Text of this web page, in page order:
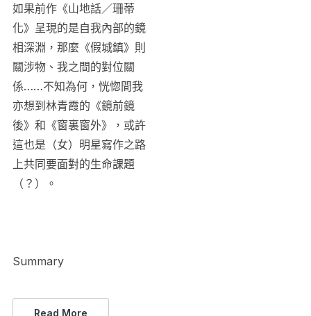
如果前作《山地話／珊蒂
化》呈現的是自我內部的鏡
相深淵，那麼《假城鎮》則
關涉物、我之間的對位關
係……不知為何，恍惚間我
亦想到林青霞的《鏡前鏡
後》和《窗裏窗外》，或許
這也是（女）明星寫作之路
上共同要面對的生命課題
（？）。
Summary
Read More